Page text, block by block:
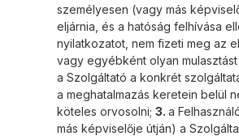
személyesen (vagy más
eljárnia, és a hatóság felhívása
nyilatkozatot, nem fizeti meg az
vagy egyébként olyan
a Szolgáltató a konkrét
a meghatalmazás keretein belül
köteles orvosolni; 3. a
más képviselője útján) a